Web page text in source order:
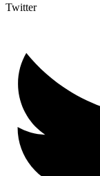
Twitter